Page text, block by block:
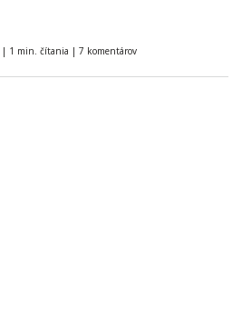
| 1 min. čítania | 7 komentárov